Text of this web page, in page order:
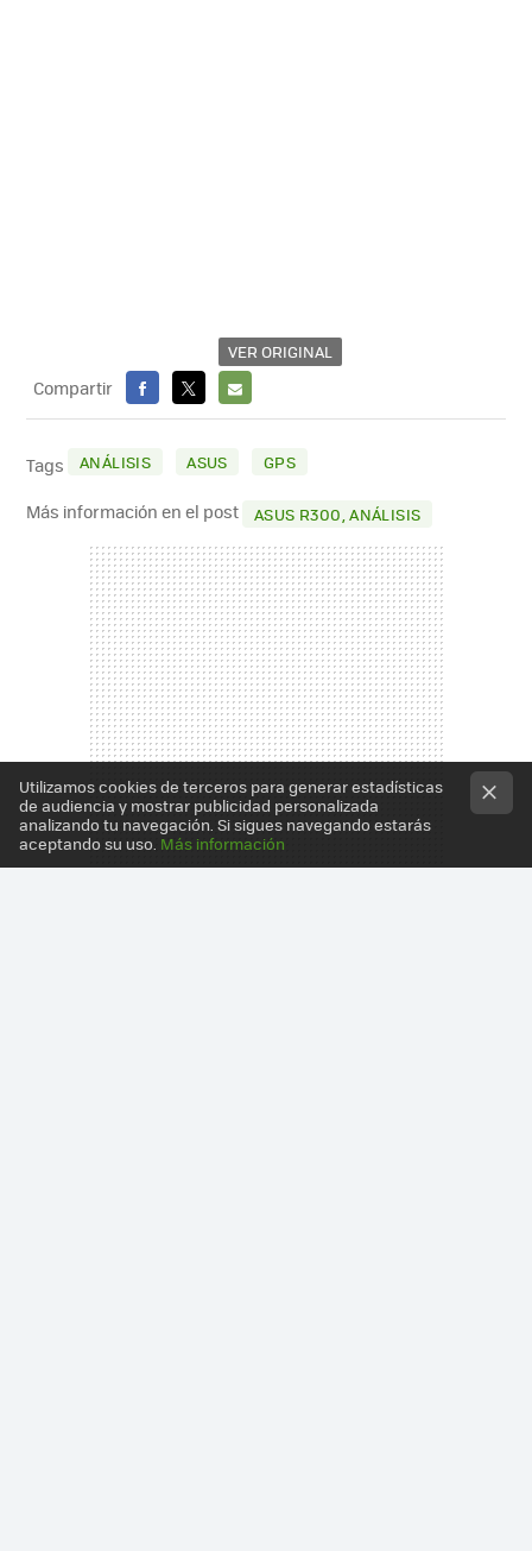
VER ORIGINAL
Compartir
FACEBOOK
X
E-
MAIL
Tags ANÁLISIS ASUS GPS
Más información en el post ASUS R300, ANÁLISIS
Utilizamos cookies de terceros para generar estadísticas
de audiencia y mostrar publicidad personalizada
analizando tu navegación. Si sigues navegando estarás
aceptando su uso. Más información